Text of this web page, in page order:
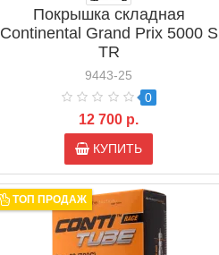
Покрышка складная
Continental Grand Prix 5000 S
TR
9443-25
0
12 700 р.
КУПИТЬ
ТОП ПРОДАЖ